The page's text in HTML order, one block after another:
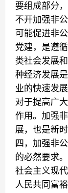
要组成部分
不开加强非
可能促进非
党建，是遵
类社会发展
种经济发展
业的快速发
对于提高广
作用。加强
展，也是新
四，加强非
的必然要求
社会主义现
人民共同富